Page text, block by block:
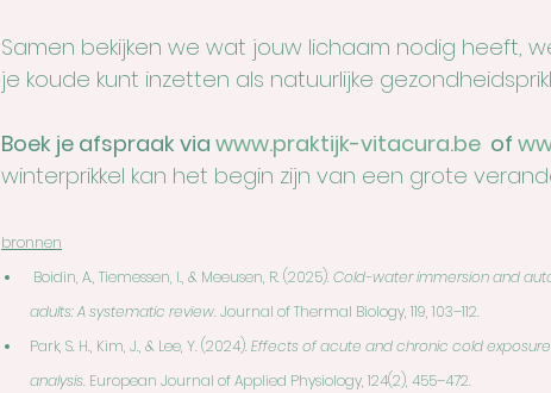
Samen bekijken we wat jouw lichaam nodig heeft,
je koude kunt inzetten als natuurlijke
Boek je afspraak via www.praktijk-vitacura.be of
winterprikkel kan het begin zijn van een grote
bronnen
Boidin, A., Tiemessen, I., & Meeusen, R. (2025). Cold-water immersion and
adults: A systematic review. Journal of Thermal Biology, 119, 103–112.
Park, S. H., Kim, J., & Lee, Y. (2024). Effects of acute and chronic cold
analysis. European Journal of Applied Physiology, 124(2), 455–472.